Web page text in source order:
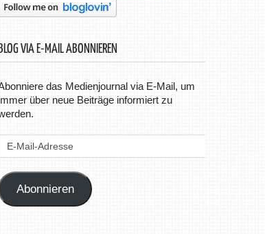
BLOG VIA E-MAIL ABONNIEREN
das Medienjournal via E-Mail, um
über neue Beiträge informiert zu
E-
Abonnieren